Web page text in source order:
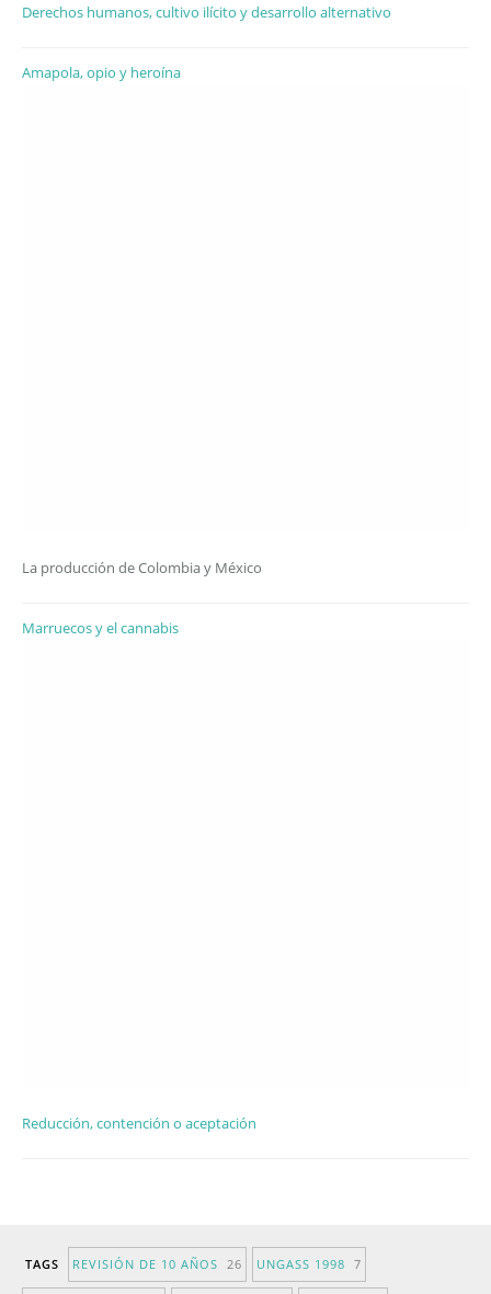
Derechos humanos, cultivo ilícito y desarrollo alternativo
Amapola, opio y heroína
La producción de Colombia y México
Marruecos y el cannabis
Reducción, contención o aceptación
TAGS REVISIÓN DE 10 AÑOS 26 UNGASS 1998 7